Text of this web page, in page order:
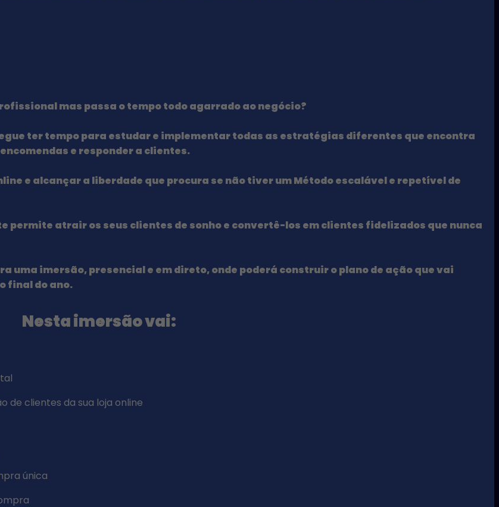
mas passa o tempo todo agarrado ao negócio?
ter tempo para estudar e implementar todas as estratégias diferentes que encontra
e responder a clientes.
e alcançar a liberdade que procura se não tiver um Método escalável e repetívelde
permite atrair os seus clientes de sonho e convertê-los em clientes fidelizados que nunca
uma imersão, presencial e em direto, onde poderá construir o plano de ação que vai
final do ano.
Nesta imersão vai:
de clientes da sua loja online
única